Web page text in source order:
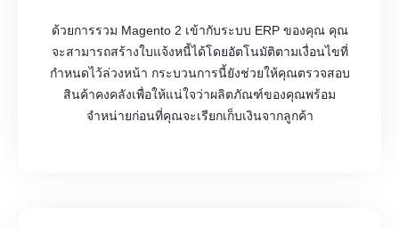
ด้วยการรวม Magento 2 เข้ากับระบบ ERP ของคุณ คุณ
จะสามารถสร้างใบแจ้งหนี้ได้โดยอัตโนมัติตามเงื่อนไขที่
กำหนดไว้ล่วงหน้า กระบวนการนี้ยังช่วยให้คุณตรวจสอบ
สินค้าคงคลังเพื่อให้แน่ใจว่าผลิตภัณฑ์ของคุณพร้อม
จำหน่ายก่อนที่คุณจะเรียกเก็บเงินจากลูกค้า